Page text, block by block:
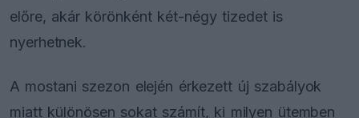
előre, akár körönként két-négy tizedet is
nyerhetnek.
A mostani szezon elején érkezett új szabályok
miatt különösen sokat számít, ki milyen ütemben